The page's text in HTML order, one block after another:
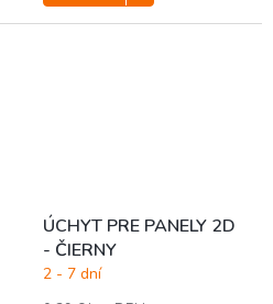
ÚCHYT PRE PANELY 2D
- ČIERNY
2 - 7 dní